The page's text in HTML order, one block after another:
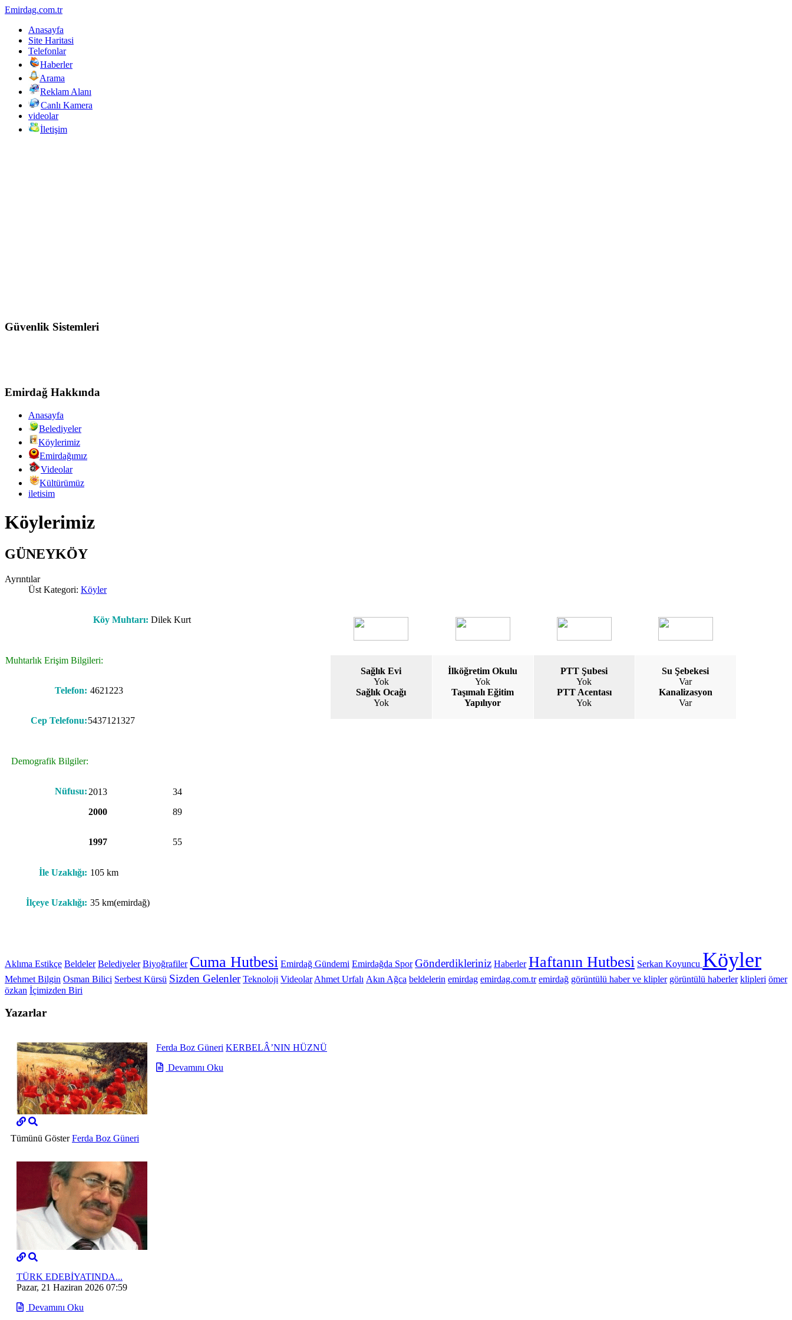
Emirdag.com.tr
Anasayfa
Site Haritasi
Telefonlar
Haberler
Arama
Reklam Alanı
Canlı Kamera
videolar
İletişim
Güvenlik Sistemleri
Emirdağ Hakkında
Anasayfa
Belediyeler
Köylerimiz
Emirdağımız
Videolar
Kültürümüz
iletisim
Köylerimiz
GÜNEYKÖY
Ayrıntılar
Üst Kategori: Köyler
Köy Muhtarı: Dilek Kurt
Muhtarlık Erişim Bilgileri:
Telefon: 4621223
Cep Telefonu:5437121327
Demografik Bilgiler:
Nüfusu: 2013
2000
34
89
1997 55
İle Uzaklığı: 105 km
İlçeye Uzaklığı: 35 km(emirdağ)
Sağlık Evi
Yok
Sağlık Ocağı
Yok
İlköğretim Okulu
Yok
Taşımalı Eğitim
Yapılıyor
PTT Şubesi
Yok
PTT Acentası
Yok
Su Şebekesi
Var
Kanalizasyon
Var
Aklıma Estikçe Beldeler Belediyeler Biyoğrafiler Cuma Hutbesi Emirdağ Gündemi Emirdağda Spor Gönderdikleriniz Haberler Haftanın Hutbesi Serkan Koyuncu Köyler
Mehmet Bilgin Osman Bilici Serbest Kürsü Sizden Gelenler Teknoloji Videolar Ahmet Urfalı Akın Ağca beldelerin emirdag emirdag.com.tr emirdağ görüntülü haber ve klipler görüntülü haberler klipleri ömer
özkan İçimizden Biri
Yazarlar
Ferda Boz Güneri KERBELÂ’NIN HÜZNÜ
Devamını Oku
Tümünü GösterFerda Boz Güneri
TÜRK EDEBİYATINDA...
Pazar, 21 Haziran 2026 07:59
Devamını Oku